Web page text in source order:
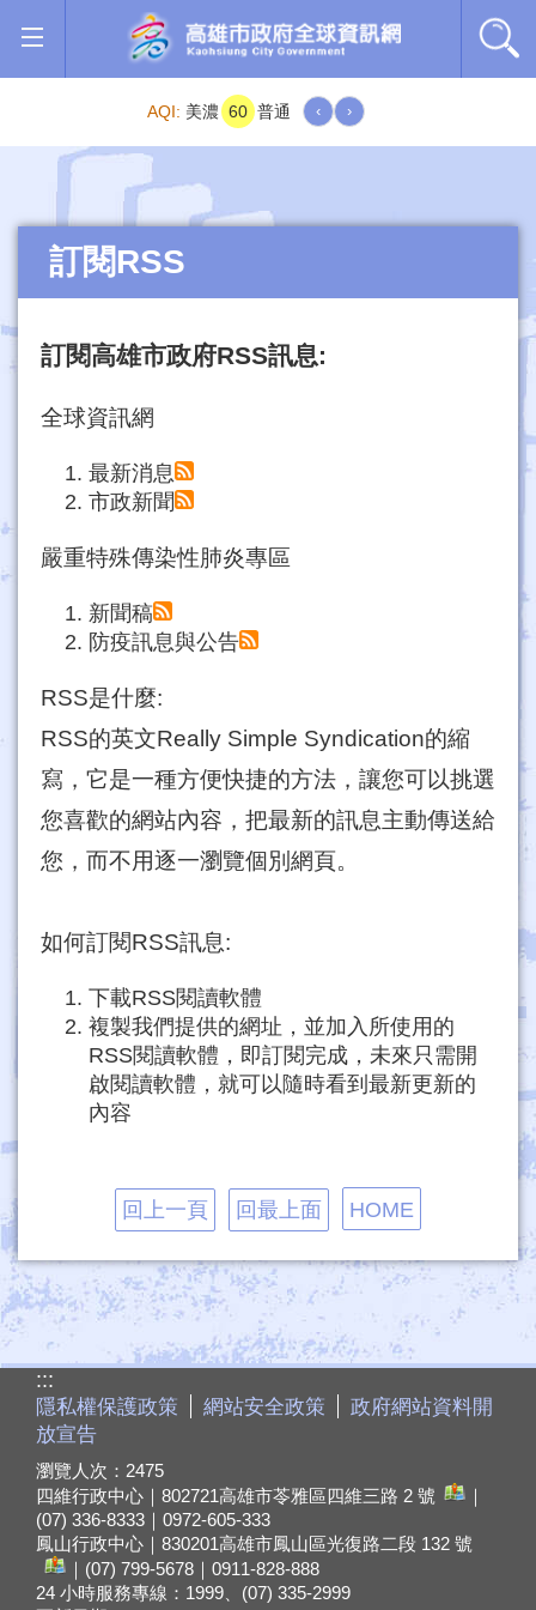
跳到主要內容區塊
AQI: 美濃 60 普通 ‹ ›
訂閱RSS
訂閱高雄市政府RSS訊息:
全球資訊網
最新消息
市政新聞
嚴重特殊傳染性肺炎專區
新聞稿
防疫訊息與公告
RSS是什麼:
RSS的英文Really Simple Syndication的縮
寫，它是一種方便快捷的方法，讓您可以挑選
您喜歡的網站內容，把最新的訊息主動傳送給
您，而不用逐一瀏覽個別網頁。
如何訂閱RSS訊息:
下載RSS閱讀軟體
複製我們提供的網址，並加入所使用的
RSS閱讀軟體，即訂閱完成，未來只需開
啟閱讀軟體，就可以隨時看到最新更新的
內容
回上一頁 回最上面 HOME
:::
隱私權保護政策 網站安全政策
政府網站資料開
放宣告
瀏覽人次： 2475
四維行政中心｜802721高雄市苓雅區四維三路 2 號
｜
(07) 336-8333｜0972-605-333
鳳山行政中心｜830201高雄市鳳山區光復路二段 132 號
｜(07) 799-5678｜0911-828-888
24 小時服務專線：1999、(07) 335-2999